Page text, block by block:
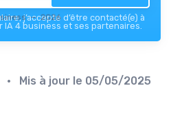
— 2026
j’accepte d’être contacté(e) à
IA 4 business et ses partenaires.
• Mis à jour le 05/05/2025